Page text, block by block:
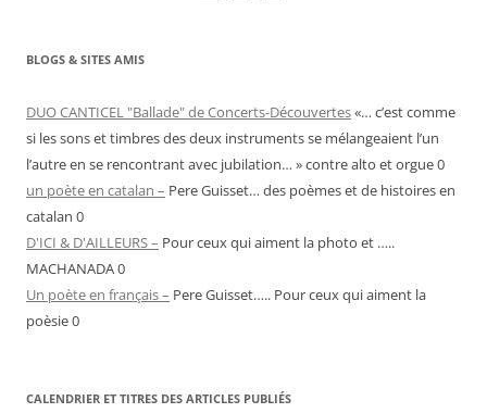
BLOGS & SITES AMIS
DUO CANTICEL "Ballade" de Concerts-Découvertes«… c’est comme
si les sons et timbres des deux instruments se mélangeaient l’un
l’autre en se rencontrant avec jubilation… » contre alto et orgue 0
un poète en catalan – Pere Guisset… des poèmes et de histoires en
catalan 0
D'ICI & D'AILLEURS – Pour ceux qui aiment la photo et …..
MACHANADA 0
Un poète en français – Pere Guisset….. Pour ceux qui aiment la
poèsie 0
CALENDRIER ET TITRES DES ARTICLES PUBLIÉS